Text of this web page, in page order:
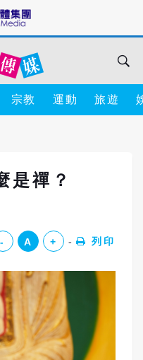
宗教 運動 旅遊
是禪？
- A + 列印